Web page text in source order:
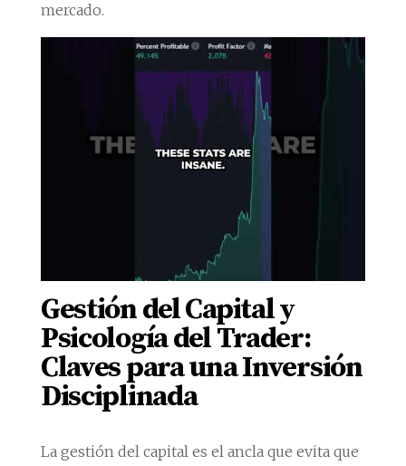
mercado.
Gestión del Capital y
Psicología del Trader:
Claves para una Inversión
Disciplinada
La gestión del capital es el ancla que evita que